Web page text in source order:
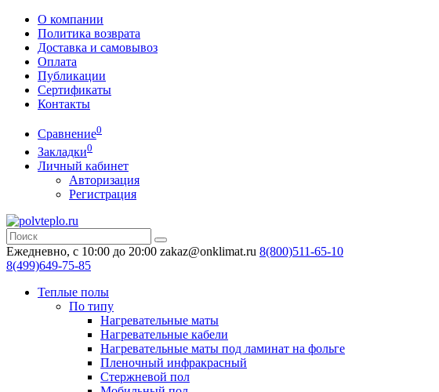
О компании
Политика возврата
Доставка и самовывоз
Оплата
Публикации
Сертификаты
Контакты
Сравнение0
Закладки0
Личный кабинет
Авторизация
Регистрация
Ежедневно, с 10:00 до 20:00 zakaz@onklimat.ru 8(800)511-65-10
8(499)649-75-85
Теплые полы
По типу
Нагревательные маты
Нагревательные кабели
Нагревательные маты под ламинат на фольге
Пленочный инфракрасный
Стержневой пол